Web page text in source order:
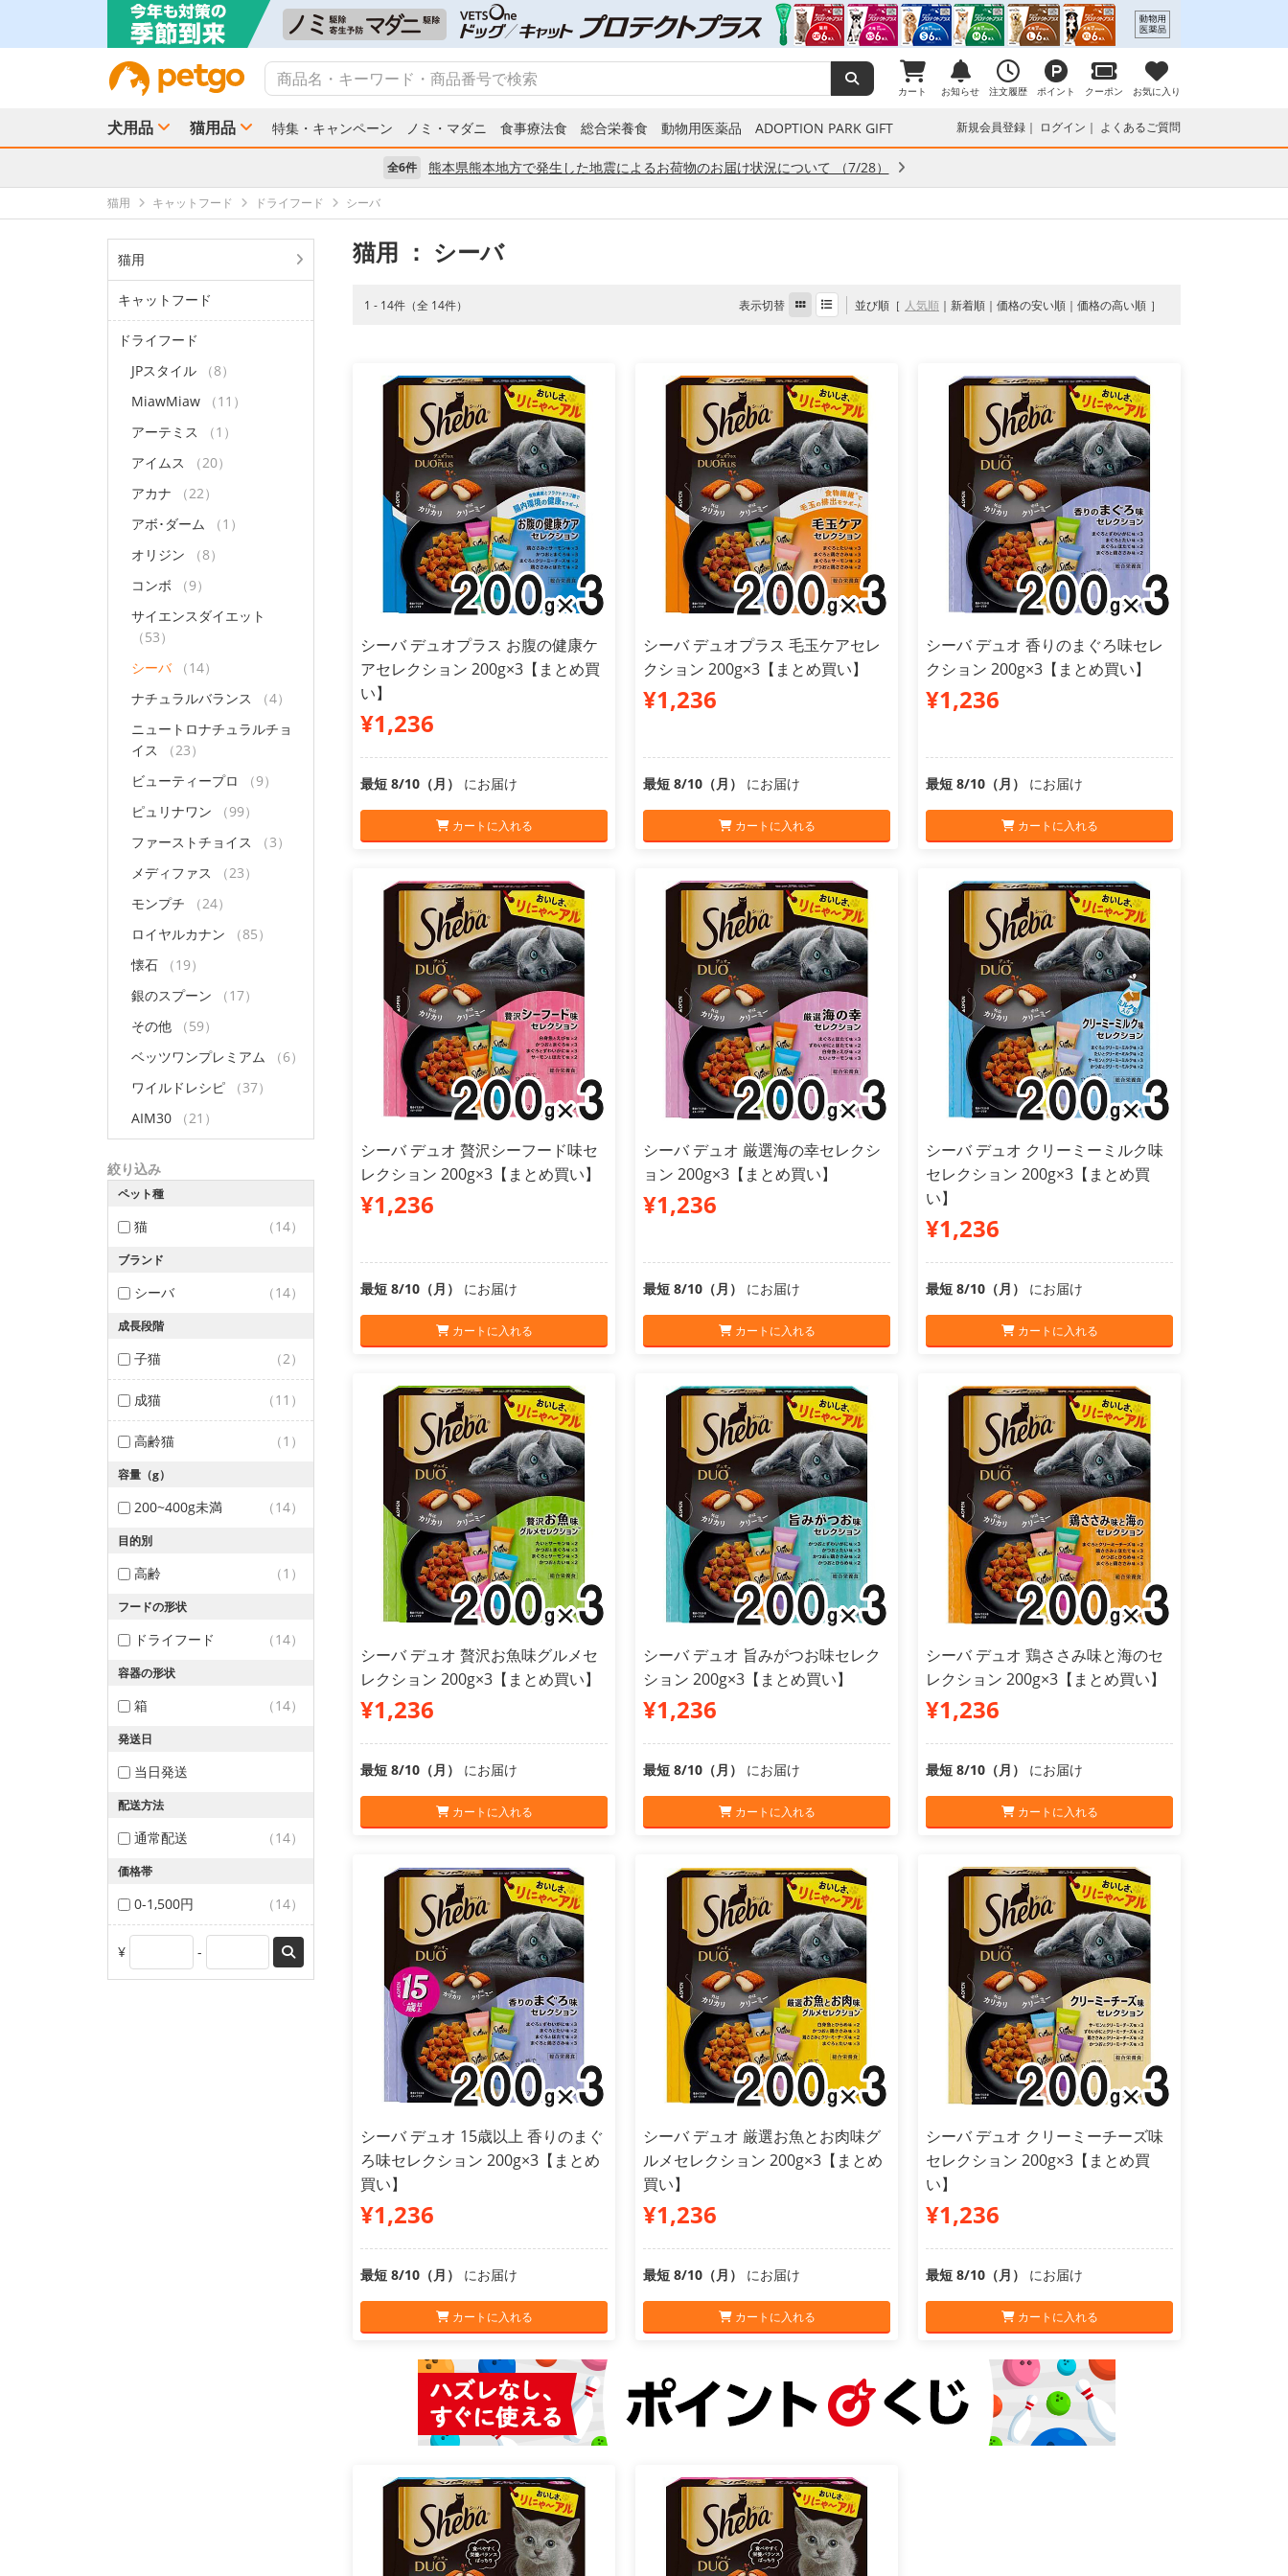
カート お知らせ 注文履歴 ポイント クーポン お気に入り
犬用品 猫用品 特集・キャンペーン ノミ・マダニ 食事療法食 総合栄養食 動物用医薬品 ADOPTION PARK GIFT 新規会員登録 ログイン よくあるご質問
全6件 熊本県熊本地方で発生した地震によるお荷物のお届け状況について （7/28）
猫用 キャットフード ドライフード シーバ
猫用
キャットフード
ドライフード
JPスタイル
（8）
MiawMiaw
（11）
アーテミス
（1）
アイムス
（20）
アカナ
（22）
アボ･ダーム
（1）
オリジン
（8）
コンボ
（9）
サイエンスダイエット
（53）
シーバ
（14）
ナチュラルバランス
（4）
ニュートロナチュラルチョ
イス
（23）
ビューティープロ
（9）
ピュリナワン
（99）
ファーストチョイス
（3）
メディファス
（23）
モンプチ
（24）
ロイヤルカナン
（85）
懐石
（19）
銀のスプーン
（17）
その他
（59）
ベッツワンプレミアム
（6）
ワイルドレシピ
（37）
AIM30
（21）
絞り込み
ペット種
猫 （14）
ブランド
シーバ （14）
成長段階
子猫 （2）
成猫 （11）
高齢猫 （1）
容量（g）
200~400g未満 （14）
目的別
高齢 （1）
フードの形状
ドライフード （14）
容器の形状
箱 （14）
発送日
当日発送
配送方法
通常配送 （14）
価格帯
0-1,500円 （14）
¥ -
猫用 ： シーバ
1 - 14件（全 14件） 表示切替 並び順 人気順 新着順 価格の安い順 価格の高い順
シーバ デュオプラス お腹の健康ケ
アセレクション 200g×3【まとめ買
い】
¥1,236
最短 8/10（月） にお届け
カートに入れる
シーバ デュオプラス 毛玉ケアセレ
クション 200g×3【まとめ買い】
¥1,236
最短 8/10（月） にお届け
カートに入れる
シーバ デュオ 香りのまぐろ味セレ
クション 200g×3【まとめ買い】
¥1,236
最短 8/10（月） にお届け
カートに入れる
シーバ デュオ 贅沢シーフード味セ
レクション 200g×3【まとめ買い】
¥1,236
最短 8/10（月） にお届け
カートに入れる
シーバ デュオ 厳選海の幸セレクシ
ョン 200g×3【まとめ買い】
¥1,236
最短 8/10（月） にお届け
カートに入れる
シーバ デュオ クリーミーミルク味
セレクション 200g×3【まとめ買
い】
¥1,236
最短 8/10（月） にお届け
カートに入れる
シーバ デュオ 贅沢お魚味グルメセ
レクション 200g×3【まとめ買い】
¥1,236
最短 8/10（月） にお届け
カートに入れる
シーバ デュオ 旨みがつお味セレク
ション 200g×3【まとめ買い】
¥1,236
最短 8/10（月） にお届け
カートに入れる
シーバ デュオ 鶏ささみ味と海のセ
レクション 200g×3【まとめ買い】
¥1,236
最短 8/10（月） にお届け
カートに入れる
シーバ デュオ 15歳以上 香りのまぐ
ろ味セレクション 200g×3【まとめ
買い】
¥1,236
最短 8/10（月） にお届け
カートに入れる
シーバ デュオ 厳選お魚とお肉味グ
ルメセレクション 200g×3【まとめ
買い】
¥1,236
最短 8/10（月） にお届け
カートに入れる
シーバ デュオ クリーミーチーズ味
セレクション 200g×3【まとめ買
い】
¥1,236
最短 8/10（月） にお届け
カートに入れる